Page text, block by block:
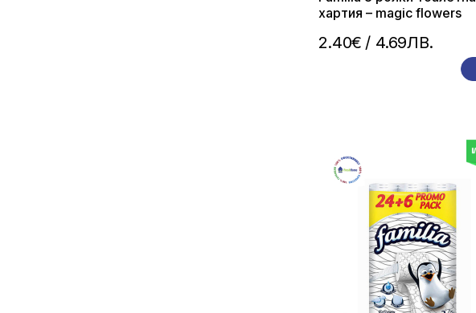
2.40€ / 4.69ЛВ.
хартия – magic flowers